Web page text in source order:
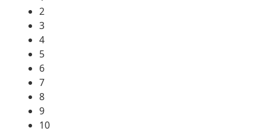
2
3
4
5
6
7
8
9
10